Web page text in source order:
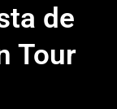
de
Tour